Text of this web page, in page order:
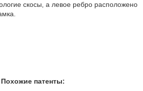
скосы, а левое ребро расположено
Похожие патенты: